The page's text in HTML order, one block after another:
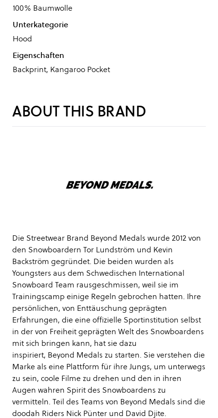
100% Baumwolle
Unterkategorie
Hood
Eigenschaften
Backprint, Kangaroo Pocket
ABOUT THIS BRAND
Die Streetwear Brand Beyond Medals wurde 2012 von
den Snowboardern Tor Lundström und Kevin
Backström gegründet. Die beiden wurden als
Youngsters aus dem Schwedischen International
Snowboard Team rausgeschmissen, weil sie im
Trainingscamp einige Regeln gebrochen hatten. Ihre
persönlichen, von Enttäuschung geprägten
Erfahrungen, die eine offizielle Sportinstitution selbst
in der von Freiheit geprägten Welt des Snowboardens
mit sich bringen kann, hat sie dazu
inspiriert, Beyond Medals zu starten. Sie verstehen die
Marke als eine Plattform für ihre Jungs, um unterwegs
zu sein, coole Filme zu drehen und den in ihren
Augen wahren Spirit des Snowboardens zu
vermitteln. Teil des Teams von Beyond Medals sind die
doodah Riders Nick Pünter und David Djite.